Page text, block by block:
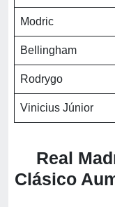
Modric
Bellingham
Rodrygo
Vinicius Júnior
Real
Clásico